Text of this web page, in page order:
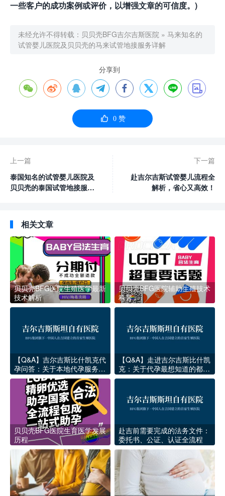
一些客户的成功案例或评价，以增强文章的可信度。)
未经允许不得转载： 贝贝壳BFG吉尔吉斯医院 » 马来知名的
试管婴儿医院及贝贝壳的马来试管地接服务详解
分享到
       
 0赞
上一篇
泰国知名的试管婴儿医院及
贝贝壳的泰国试管地接服务
下一篇
赴吉尔吉斯试管婴儿流程全
解析，省心又高效！
相关文章
贝贝壳BFG医院生殖医学最新
技术解析
贝贝壳BFG医院辅助生殖技术
科普
【Q&A】吉尔吉斯比什凯克代
孕问答：关于本地代孕服务的
12个常见问题
【Q&A】走进吉尔吉斯比什凯
克：关于代孕最想知道的都在
这
贝贝壳BFG医院生育医学发展
历程
赴吉前需要完成的法务文件：
委托书、公证、认证全流程